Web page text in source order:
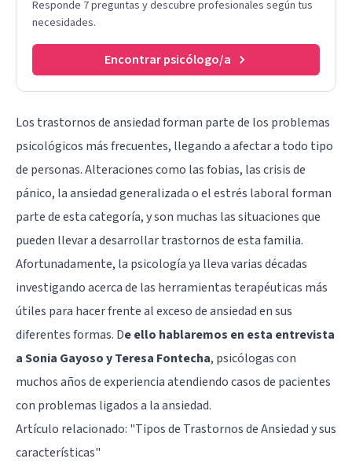
Responde 7 preguntas y descubre profesionales según tus
necesidades.
Encontrar psicólogo/a
Los trastornos de ansiedad forman parte de los problemas
psicológicos más frecuentes, llegando a afectar a todo tipo
de personas. Alteraciones como las fobias, las crisis de
pánico, la ansiedad generalizada o el estrés laboral forman
parte de esta categoría, y son muchas las situaciones que
pueden llevar a desarrollar trastornos de esta familia.
Afortunadamente, la psicología ya lleva varias décadas
investigando acerca de las herramientas terapéuticas más
útiles para hacer frente al exceso de ansiedad en sus
diferentes formas. De ello hablaremos en esta entrevista
a Sonia Gayoso y Teresa Fontecha, psicólogas con
muchos años de experiencia atendiendo casos de pacientes
con problemas ligados a la ansiedad.
Artículo relacionado: "Tipos de Trastornos de Ansiedad y sus
características"